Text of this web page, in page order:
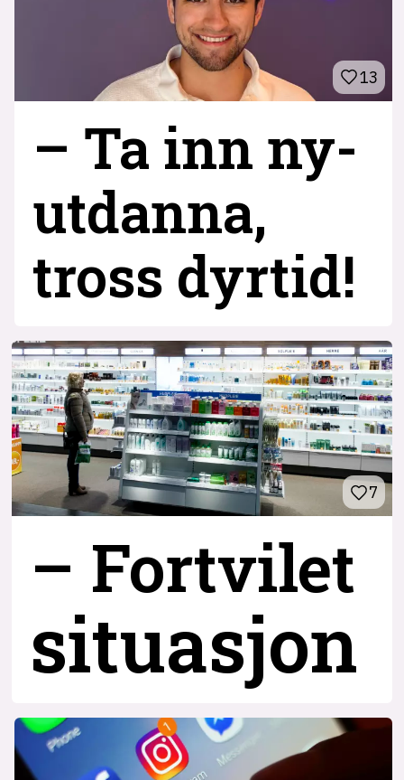
13
– Ta inn ny­
utdanna,
tross dyrtid!
7
– Fortvilet
situasjon